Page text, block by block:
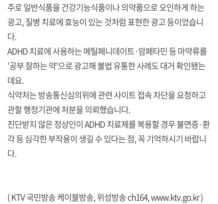
주로 일반식품을 건강기능식품이나 의약품으로 오인하게 하는
광고, 질병 치료에 효능이 있는 것처럼 표현한 광고 등이었습니
다.
ADHD 치료에 사용하는 메틸페니데이트·암페타민 등 마약류를
'공부 잘하는 약'으로 광고해 불법 유통한 사례도 대거 확인됐는
데요.
식약처는 방송통신심의위에 관련 사이트 접속 차단을 요청하고
관할 행정기관에 처분을 의뢰했습니다.
진단받지 않은 정상인이 ADHD 치료제를 복용할 경우 불면증·환
각 등 심각한 부작용이 생길 수 있다는 점, 꼭 기억하시기 바랍니
다.
( KTV 국민방송 케이블방송, 위성방송 ch164,www.ktv.go.kr)